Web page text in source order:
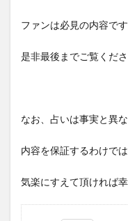
ファンは必見の内容です
是非最後までご覧くださ
なお、占いは事実と異
内容を保証するわけで
気楽にすえて頂ければ幸